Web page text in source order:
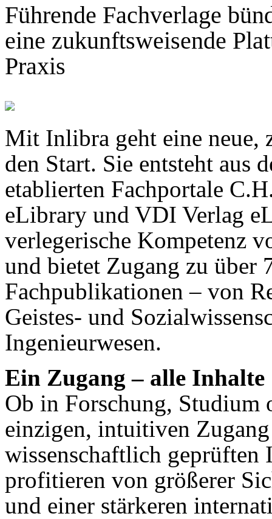
Führende Fachverlage
eine zukunftsweisende
Praxis
Mit Inlibra geht eine neue,
den Start. Sie entsteht aus
etablierten Fachportale
eLibrary und VDI Verlag
verlegerische Kompetenz
und bietet Zugang zu über
Fachpublikationen – von
Geistes- und
Ingenieurwesen.
Ein Zugang – alle Inhalte
Ob in Forschung, Studium
einzigen, intuitiven
wissenschaftlich geprüften
profitieren von größerer
und einer stärkeren